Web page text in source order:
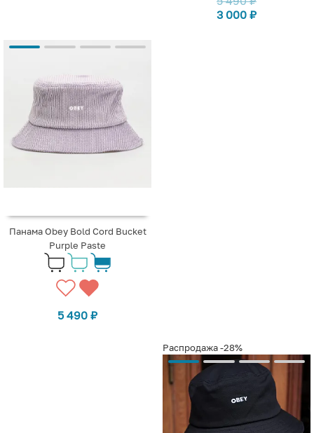
3 000 ₽
Панама Obey Bold Cord Bucket
Purple Paste
5 490 ₽
Распродажа-28%